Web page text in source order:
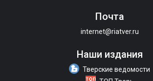
Почта
internet@riatver.ru
Наши издания
Тверские ведомости